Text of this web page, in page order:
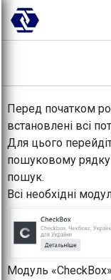
Skip to Content
Перед початком
встановлені всі
Для цього
пошуковому рядку
пошук.
Всі необхідні
Модуль «CheckBox»